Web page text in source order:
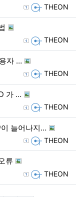
등록자 THEON
등록자 THEON
자 …
등록자 THEON
가 …
등록자 THEON
늘어나지…
등록자 THEON
류
등록자 THEON